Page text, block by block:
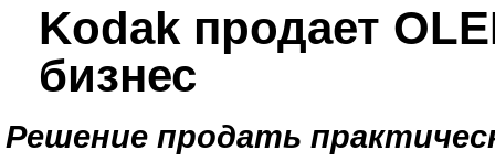
Kodak продает
бизнес
Решение продать